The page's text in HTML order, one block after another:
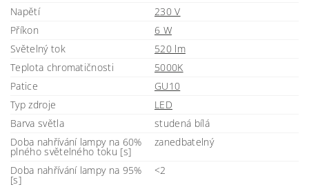
Napětí
230 V
Příkon
6 W
Světelný tok
520 lm
Teplota chromatičnosti
5000K
Patice
GU10
Typ zdroje
LED
Barva světla
studená bílá
Doba nahřívání lampy na 60%
plného světelného toku [s]
zanedbatelný
Doba nahřívání lampy na 95%
[s]
<2